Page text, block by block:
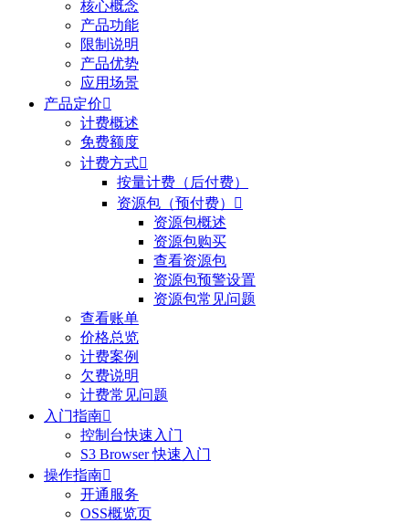
核心概念
产品功能
限制说明
产品优势
应用场景
产品定价
计费概述
免费额度
计费方式
按量计费（后付费）
资源包（预付费）

资源包概述
资源包购买
查看资源包
资源包预警设置
资源包常见问题
查看账单
价格总览
计费案例
欠费说明
计费常见问题
入门指南
控制台快速入门
S3 Browser 快速入门
操作指南
开通服务
OSS概览页